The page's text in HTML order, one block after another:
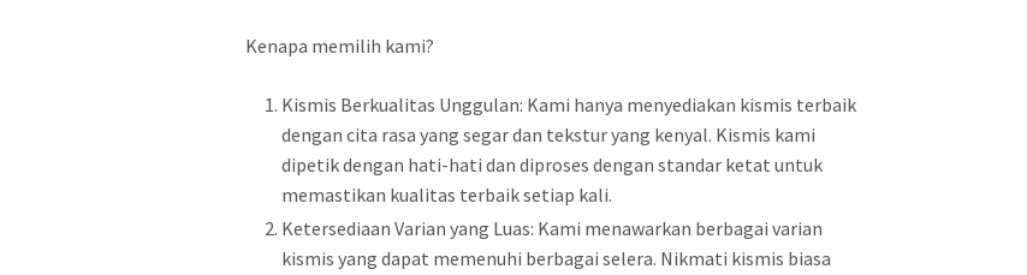
Kenapa memilih kami?
Kismis Berkualitas Unggulan: Kami hanya menyediakan kismis terbaik
dengan cita rasa yang segar dan tekstur yang kenyal. Kismis kami
dipetik dengan hati-hati dan diproses dengan standar ketat untuk
memastikan kualitas terbaik setiap kali.
Ketersediaan Varian yang Luas: Kami menawarkan berbagai varian
kismis yang dapat memenuhi berbagai selera. Nikmati kismis biasa